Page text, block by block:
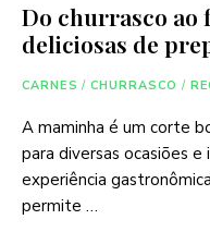
Do churrasco ao
deliciosas de
CARNES / CHURRASCO /
A maminha é um corte
para diversas ocasiões e
experiência
permite …